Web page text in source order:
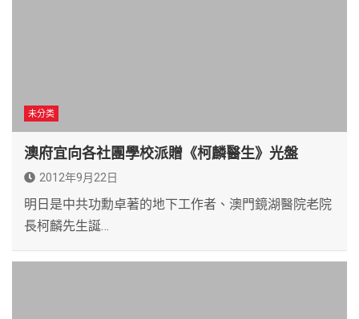
未分类
澳府宜向各社團學校派贈《柯麟醫生》光盤
2012年9月22日
明日是中共功勳卓著的地下工作者、澳門鏡湖醫院老院
長柯麟先生誕…